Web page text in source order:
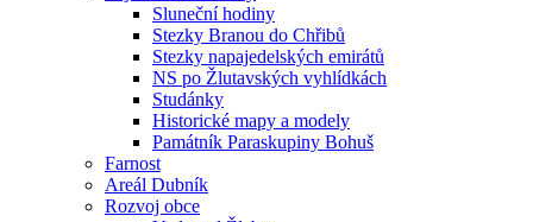
Sluneční hodiny
Stezky Branou do Chřibů
Stezky napajedelských emirátů
NS po Žlutavských vyhlídkách
Studánky
Historické mapy a modely
Památník Paraskupiny Bohuš
Farnost
Areál Dubník
Rozvoj obce